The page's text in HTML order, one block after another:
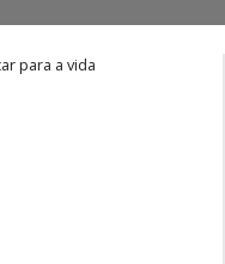
para a vida